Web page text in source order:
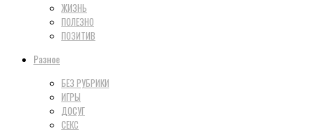
ЖИЗНЬ
ПОЛЕЗНО
ПОЗИТИВ
Разное
БЕЗ РУБРИКИ
ИГРЫ
ДОСУГ
СЕКС